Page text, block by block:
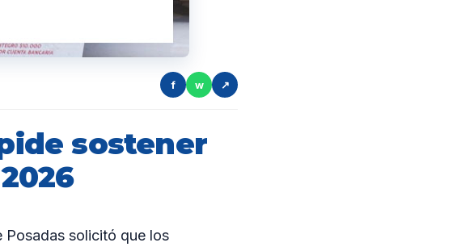
f w ↗
sostener
Posadas solicitó que los